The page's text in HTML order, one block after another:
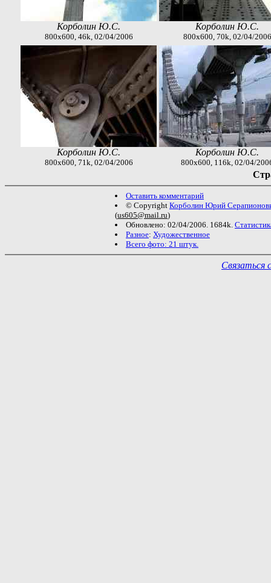
Корболин Ю.С.
800x600, 46k, 02/04/2006
Корболин Ю.С.
800x600, 70k, 02/04/2006
Корболин Ю.С.
800x600, 71k, 02/04/2006
Корболин Ю.С.
800x600, 116k, 02/04/
Оставить комментарий
© Copyright Корболин Юрий
(us605@mail.ru)
Обновлено: 02/04/2006. 1684k.
Разное: Художественное
Всего фото: 21 штук.
Связаться